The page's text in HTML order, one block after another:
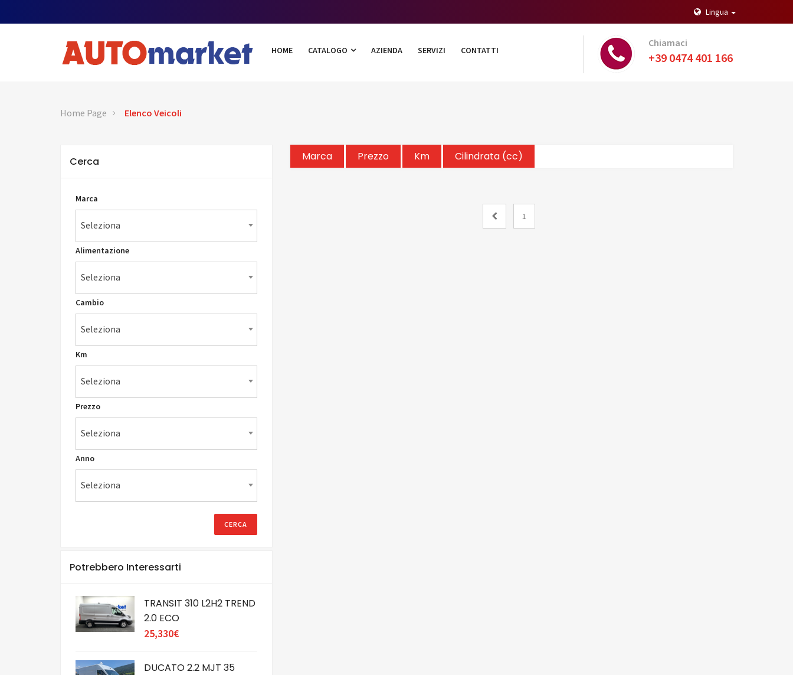
Lingua
HOME CATALOGO AZIENDA SERVIZI CONTATTI
Chiamaci
+39 0474 401 166
Home Page Elenco Veicoli
Marca Prezzo Km Cilindrata (cc)
1
Cerca
Marca
Seleziona
Alimentazione
Seleziona
Cambio
Seleziona
Km
Seleziona
Prezzo
Seleziona
Anno
Seleziona
Potrebbero Interessarti
TRANSIT 310 L2H2 TREND
2.0 ECO
25,330€
DUCATO 2.2 MJT 35